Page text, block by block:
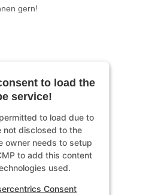
gern!
to load the
service!
to load due to
not disclosed to the
owner needs to setup
to add this content
used.
Consent